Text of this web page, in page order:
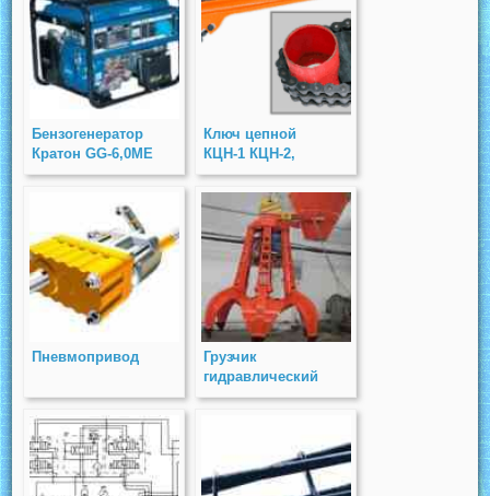
Бензогенератор
Кратон GG-6,0МЕ
Ключ цепной
КЦН-1 КЦН-2,
КЦН-3
Пневмопривод
Грузчик
гидравлический
КС-3М-01